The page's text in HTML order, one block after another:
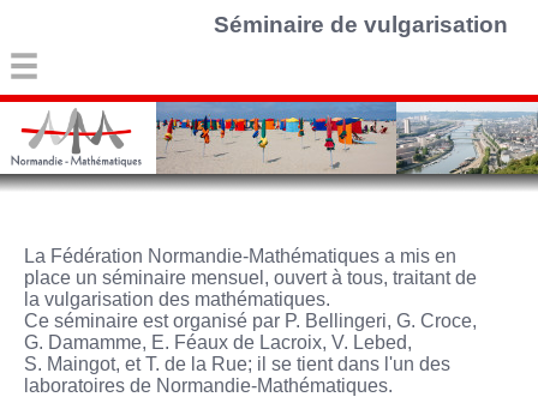
Séminaire de vulgarisation
La Fédération Normandie-Mathématiques a mis en
place un séminaire mensuel, ouvert à tous, traitant de
la vulgarisation des mathématiques.
Ce séminaire est organisé par P. Bellingeri, G. Croce,
G. Damamme, E. Féaux de Lacroix, V. Lebed,
S. Maingot, et T. de la Rue; il se tient dans l'un des
laboratoires de Normandie-Mathématiques.